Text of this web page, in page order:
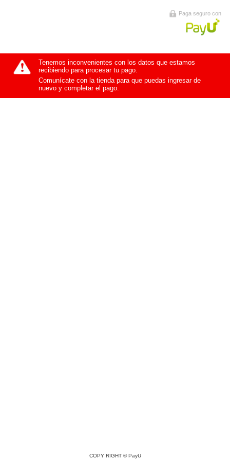
Paga seguro con
Tenemos inconvenientes con los datos que estamos
recibiendo para procesar tu pago.
Comunícate con la tienda para que puedas ingresar de
nuevo y completar el pago.
COPY RIGHT ©PayU